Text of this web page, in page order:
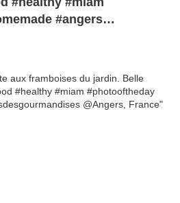
#angers
@Angers, France